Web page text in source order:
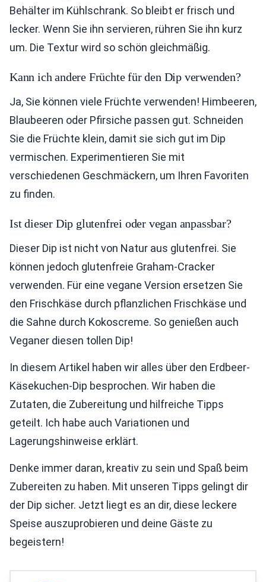
Behälter im Kühlschrank. So bleibt er frisch und
lecker. Wenn Sie ihn servieren, rühren Sie ihn kurz
um. Die Textur wird so schön gleichmäßig.
Kann ich andere Früchte für den Dip verwenden?
Ja, Sie können viele Früchte verwenden! Himbeeren,
Blaubeeren oder Pfirsiche passen gut. Schneiden
Sie die Früchte klein, damit sie sich gut im Dip
vermischen. Experimentieren Sie mit
verschiedenen Geschmäckern, um Ihren Favoriten
zu finden.
Ist dieser Dip glutenfrei oder vegan anpassbar?
Dieser Dip ist nicht von Natur aus glutenfrei. Sie
können jedoch glutenfreie Graham-Cracker
verwenden. Für eine vegane Version ersetzen Sie
den Frischkäse durch pflanzlichen Frischkäse und
die Sahne durch Kokoscreme. So genießen auch
Veganer diesen tollen Dip!
In diesem Artikel haben wir alles über den Erdbeer-
Käsekuchen-Dip besprochen. Wir haben die
Zutaten, die Zubereitung und hilfreiche Tipps
geteilt. Ich habe auch Variationen und
Lagerungshinweise erklärt.
Denke immer daran, kreativ zu sein und Spaß beim
Zubereiten zu haben. Mit unseren Tipps gelingt dir
der Dip sicher. Jetzt liegt es an dir, diese leckere
Speise auszuprobieren und deine Gäste zu
begeistern!